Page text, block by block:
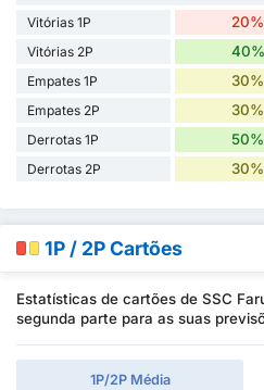
Vitórias 1P
20%
Vitórias 2P 40%
Empates 1P 30%
Empates 2P 30%
Derrotas 1P 50%
Derrotas 2P 30%
1P / 2P Cartões
Estatísticas de cartões de SSC
segunda parte para as suas
1P/2P Média